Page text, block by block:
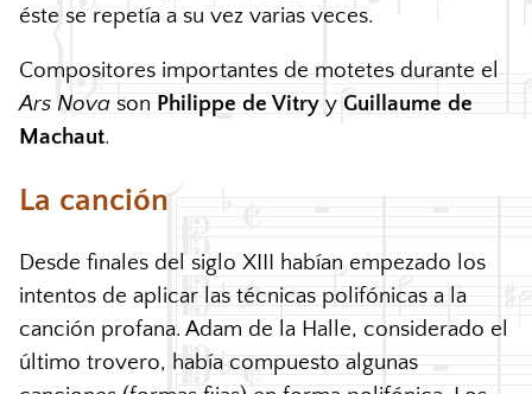
éste se repetía a su vez varias veces.
Compositores importantes de motetes durante el
Ars Nova son Philippe de Vitry yGuillaume de
Machaut.
La canción
Desde finales del siglo XIII habían empezado los
intentos de aplicar las técnicas polifónicas a la
canción profana. Adam de la Halle, considerado el
último trovero, había compuesto algunas